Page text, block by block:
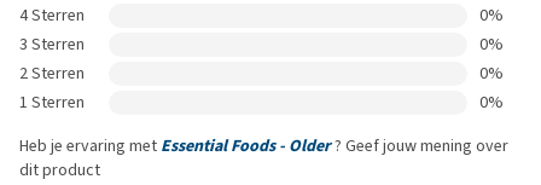
4 Sterren
0%
3 Sterren
0%
2 Sterren
0%
1 Sterren
0%
Heb je ervaring met Essential Foods - Older? Geef jouw mening over
dit product